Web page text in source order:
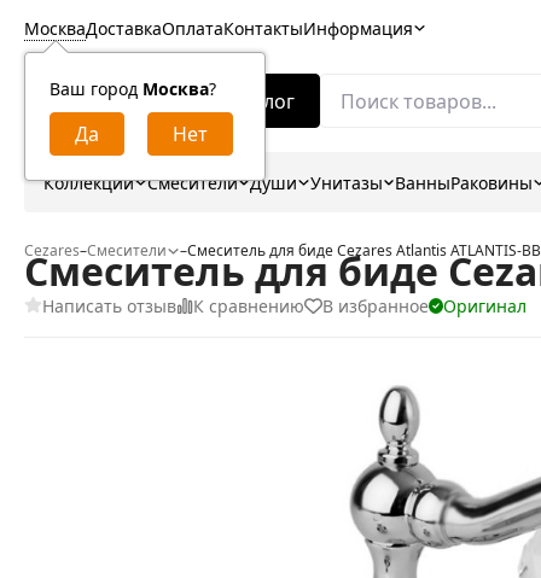
Москва
Ваш город Москва?
ДоставкаОплатаКонтактыИнформация
Каталог
Коллекции Смесители Души Унитазы ВанныРаковины
Cezares–Смесители –Смеситель для биде Cezares Atlantis ATLANTIS-
Смеситель для биде
Написать отзыв К сравнению В избранное Оригинал